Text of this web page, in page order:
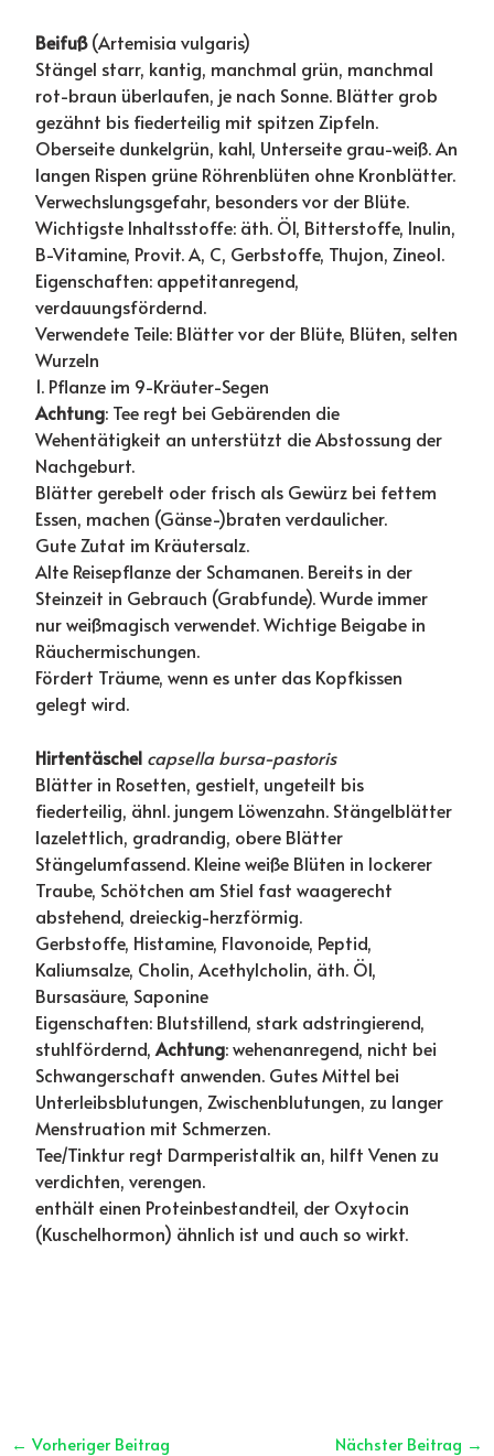
Beifuß(Artemisia vulgaris)
Stängel starr, kantig, manchmal grün, manchmal
rot-braun überlaufen, je nach Sonne. Blätter grob
gezähnt bis fiederteilig mit spitzen Zipfeln.
Oberseite dunkelgrün, kahl, Unterseite grau-weiß. An
langen Rispen grüne Röhrenblüten ohne Kronblätter.
Verwechslungsgefahr, besonders vor der Blüte.
Wichtigste Inhaltsstoffe: äth. Öl, Bitterstoffe, Inulin,
B-Vitamine, Provit. A, C, Gerbstoffe, Thujon, Zineol.
Eigenschaften: appetitanregend,
verdauungsfördernd.
Verwendete Teile: Blätter vor der Blüte, Blüten, selten
Wurzeln
1. Pflanze im 9-Kräuter-Segen
Achtung: Tee regt bei Gebärenden die
Wehentätigkeit an unterstützt die Abstossung der
Nachgeburt.
Blätter gerebelt oder frisch als Gewürz bei fettem
Essen, machen (Gänse-)braten verdaulicher.
Gute Zutat im Kräutersalz.
Alte Reisepflanze der Schamanen. Bereits in der
Steinzeit in Gebrauch (Grabfunde). Wurde immer
nur weißmagisch verwendet. Wichtige Beigabe in
Räuchermischungen.
Fördert Träume, wenn es unter das Kopfkissen
gelegt wird.
Hirtentäschel capsella bursa-pastoris
Blätter in Rosetten, gestielt, ungeteilt bis
fiederteilig, ähnl. jungem Löwenzahn. Stängelblätter
lazelettlich, gradrandig, obere Blätter
Stängelumfassend. Kleine weiße Blüten in lockerer
Traube, Schötchen am Stiel fast waagerecht
abstehend, dreieckig-herzförmig.
Gerbstoffe, Histamine, Flavonoide, Peptid,
Kaliumsalze, Cholin, Acethylcholin, äth. Öl,
Bursasäure, Saponine
Eigenschaften: Blutstillend, stark adstringierend,
stuhlfördernd,Achtung: wehenanregend, nicht bei
Schwangerschaft anwenden. Gutes Mittel bei
Unterleibsblutungen, Zwischenblutungen, zu langer
Menstruation mit Schmerzen.
Tee/Tinktur regt Darmperistaltik an, hilft Venen zu
verdichten, verengen.
enthält einen Proteinbestandteil, der Oxytocin
(Kuschelhormon) ähnlich ist und auch so wirkt.
← Vorheriger Beitrag Nächster Beitrag →